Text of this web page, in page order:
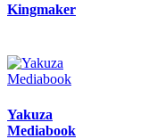
Kingmaker
Yakuza
Mediabook